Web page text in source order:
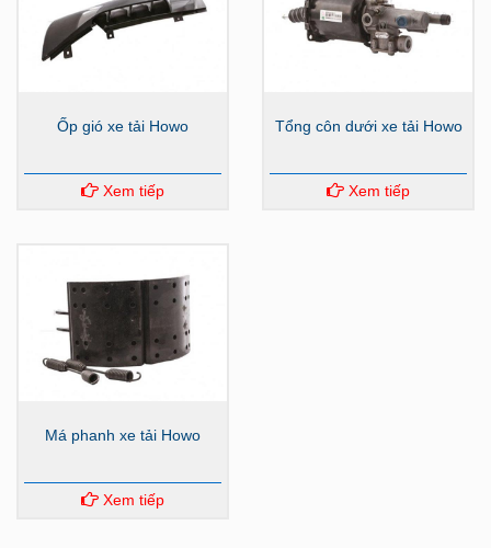
Ốp gió xe tải Howo
Xem tiếp
Tổng côn dưới xe tải Howo
Xem tiếp
Má phanh xe tải Howo
Xem tiếp